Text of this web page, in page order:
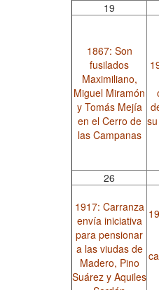
19
1867: Son
fusilados
Maximiliano,
Miguel Miramón
y Tomás Mejía
en el Cerro de
las Campanas
26
1917: Carranza
envía iniciativa
para pensionar
a las viudas de
Madero, Pino
Suárez y Aquiles